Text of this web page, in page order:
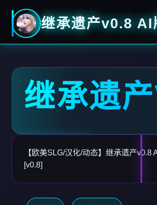
继承遗产v0.8 AI
继承遗
【欧美SLG/汉化/动态】继承遗产
[v0.8]